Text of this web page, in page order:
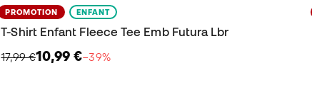
PROMOTION ENFANT
T-Shirt Enfant Fleece Tee Emb Futura Lbr
17,99 €10,99 €−39%